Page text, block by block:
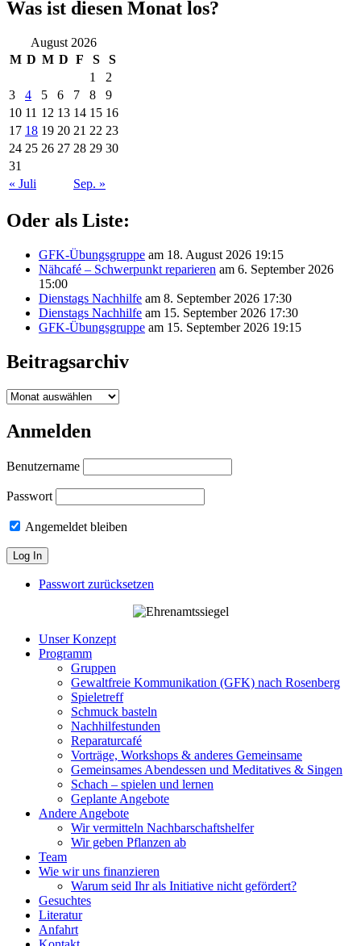
Was ist diesen Monat los?
August 2026
M D M D F S
S
1
2
3
4 5 6 7 8
9
10 11 12 13 14 15 16
17 18 19 20 21 22 23
24 25 26 27 28 29 30
31
« Juli
Sep. »
Oder als Liste:
GFK-Übungsgruppe am 18. August 2026 19:15
Nähcafé – Schwerpunkt reparieren am 6. September 2026
15:00
Dienstags Nachhilfe am 8. September 2026 17:30
Dienstags Nachhilfe am 15. September 2026 17:30
GFK-Übungsgruppe am 15. September 2026 19:15
Beitragsarchiv
Beitragsarchiv
Anmelden
Benutzername
Passwort
Angemeldet bleiben
Passwort zurücksetzen
Unser Konzept
Programm
Gruppen
Gewaltfreie Kommunikation (GFK) nach Rosenberg
Spieletreff
Schmuck basteln
Nachhilfestunden
Reparaturcafé
Vorträge, Workshops & anderes Gemeinsame
Gemeinsames Abendessen und Meditatives & Singen
Schach – spielen und lernen
Geplante Angebote
Andere Angebote
Wir vermitteln Nachbarschaftshelfer
Wir geben Pflanzen ab
Team
Wie wir uns finanzieren
Warum seid Ihr als Initiative nicht gefördert?
Gesuchtes
Literatur
Anfahrt